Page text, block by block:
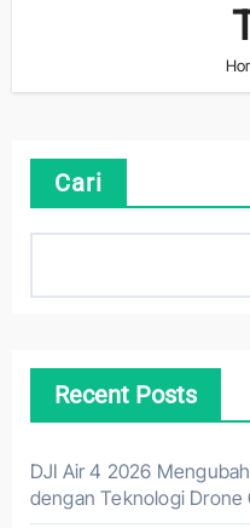
Cari
Recent Posts
DJI Air 4 2026
dengan Teknologi Drone